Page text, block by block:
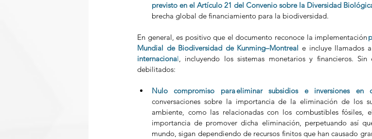
previsto en el Artículo 21 del Convenio sobre la Diversidad
brecha global de financiamiento para la biodiversidad.
En general, es positivo que el documento reconoce la implementación
Mundial de Biodiversidad de Kunming–Montreal e incluye llamados a
internacional, incluyendo los sistemas monetarios y financieros.
debilitados:
Nulo compromiso para eliminar subsidios e inversiones en
conversaciones sobre la importancia de la eliminación de los
ambiente, como las relacionadas con los combustibles fósiles,
importancia de promover dicha eliminación, perpetuando así
mundo, sigan dependiendo de recursos finitos que han causado